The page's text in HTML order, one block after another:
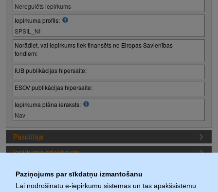
Paziņojums par sīkdatņu izmantošanu
Lai nodrošinātu e-iepirkumu sistēmas un tās apakšsistēmu
Neregulēts iepirkums
Iepirkuma profils:
SPSIL_NI
Norādiet, vai iepirkums tiek finansēts no Eiropas Savienības
fondiem:
IUB publikācijas hipersaite:
ESOV publikācijas hipersaite:
Iepirkuma plāna ieraksts:
Nav
Pasūtītājs
Iepirkuma priekšmets
Iepirkuma termiņi (1. iepirkuma posms)